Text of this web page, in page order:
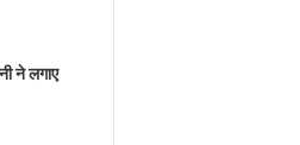
ने लगाए